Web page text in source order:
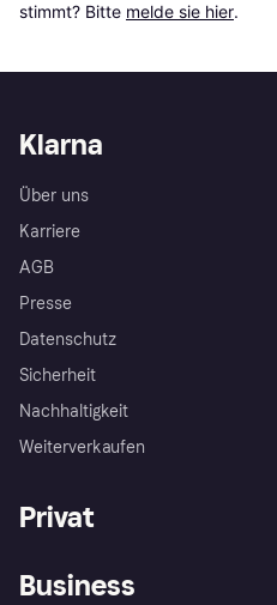
stimmt? Bitte melde sie hier.
Klarna
Über uns
Karriere
AGB
Presse
Datenschutz
Sicherheit
Nachhaltigkeit
Weiterverkaufen
Privat
Business